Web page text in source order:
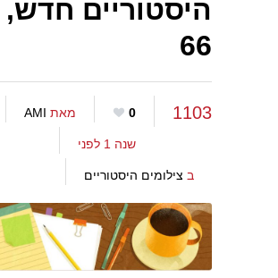
היסטוריים
66
1103
0 מאת AMI
שנה 1 לפני
ב צילומים היסטוריים